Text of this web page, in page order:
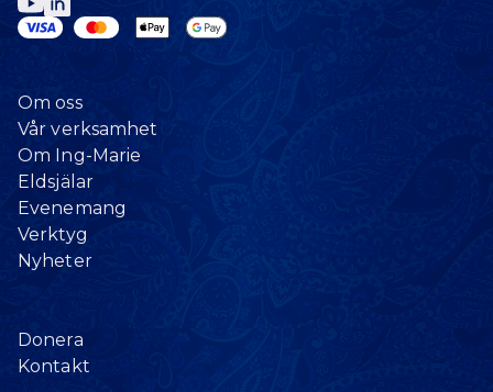
Om oss
Vår verksamhet
Om Ing-Marie
Eldsjälar
Evenemang
Verktyg
Nyheter
Donera
Kontakt